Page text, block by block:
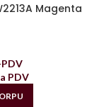
Magenta
PDV